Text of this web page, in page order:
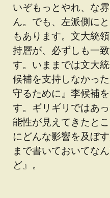
いぞもっとやれ、な
ん。でも、左派側に
もあります。文大統
持層が、必ずしも一
す。いままでは文大
候補を支持しなかっ
守るために』李候補
す。ギリギリではあ
能性が見えてきたと
にどんな影響を及ぼ
まで書いておいてな
ど』。